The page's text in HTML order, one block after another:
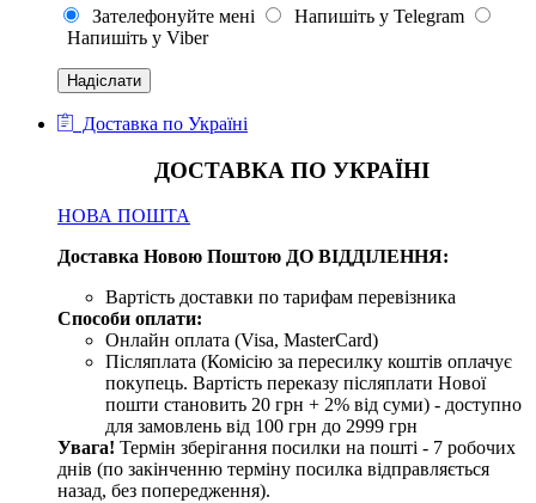
Зателефонуйте мені
Напишіть у Telegram
Напишіть у Viber
Доставка по Україні
ДОСТАВКА ПО УКРАЇНІ
НОВА ПОШТА
Доставка Новою Поштою ДО ВІДДІЛЕННЯ:
Вартість доставки по тарифам перевізника
Способи оплати:
Онлайн оплата (Visa, MasterCard)
Післяплата (Комісію за пересилку коштів оплачує
покупець. Вартість переказу післяплати Нової
пошти становить 20 грн + 2% від суми) - доступно
для замовлень від 100 грн до 2999 грн
Увага! Термін зберігання посилки на пошті - 7 робочих
днів (по закінченню терміну посилка відправляється
назад, без попередження).